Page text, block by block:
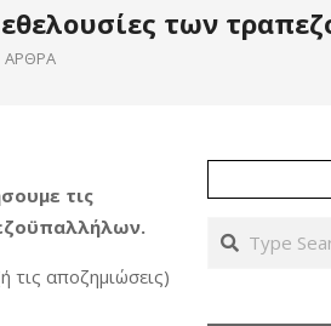
εθελουσίες των
ΆΡΘΡΑ
τις
τις αποζημιώσεις)
Search